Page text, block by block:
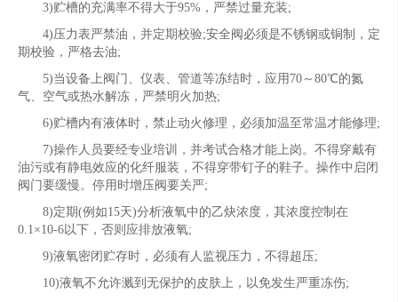
3)贮槽的充满率不得大于95%，严禁过量充装;
4)压力表严禁油，并定期校验;安全阀必须是不锈钢或铜制，定
期校验，严格去油;
5)当设备上阀门、仪表、管道等冻结时，应用70～80℃的氮
气、空气或热水解冻，严禁明火加热;
6)贮槽内有液体时，禁止动火修理，必须加温至常温才能修理;
7)操作人员要经专业培训，并考试合格才能上岗。不得穿戴有
油污或有静电效应的化纤服装，不得穿带钉子的鞋子。操作中启闭
阀门要缓慢。停用时增压阀要关严;
8)定期(例如15天)分析液氧中的乙炔浓度，其浓度控制在
0.1×10-6以下，否则应排放液氧;
9)液氧密闭贮存时，必须有人监视压力，不得超压;
10)液氧不允许溅到无保护的皮肤上，以免发生严重冻伤;